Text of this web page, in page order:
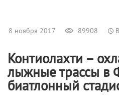
8 ноября 2017 89908
Контиолахти –
лыжные трассы в
биатлонный